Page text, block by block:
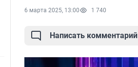
6 марта 2025, 13:00 1 740
Написать комментарий